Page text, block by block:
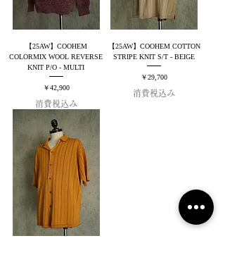
【25AW】COOHEM
COLORMIX WOOL REVERSE
KNIT P/O - MULTI
価格
￥42,900
消費税込み
【25AW】COOHEM COTTON
STRIPE KNIT S/T - BEIGE
価格
￥29,700
消費税込み